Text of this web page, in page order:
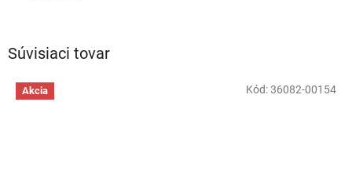
Súvisiaci tovar
Akcia Kód:36082-00154